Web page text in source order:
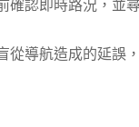
確認即時路況，並
從導航造成的延誤